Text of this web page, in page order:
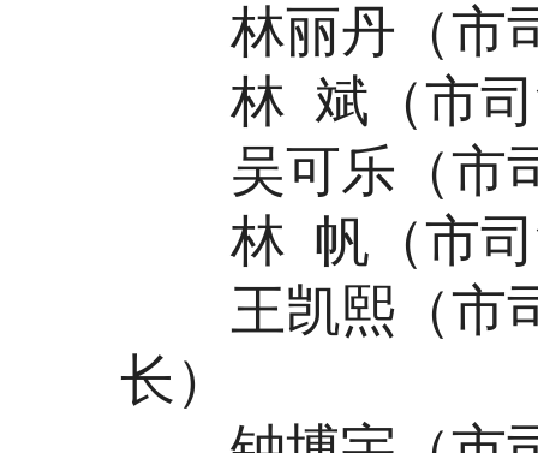
林丽丹（市司
林 斌（市司
吴可乐（市司
林 帆（市司
王凯熙（市司
长）